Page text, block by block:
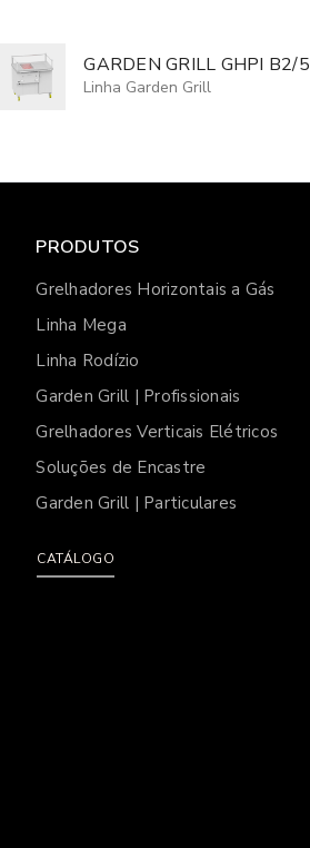
GARDEN GRILL GHPI B2/5
Linha Garden Grill
PRODUTOS
Grelhadores Horizontais a Gás
Linha Mega
Linha Rodízio
Garden Grill | Profissionais
Grelhadores Verticais Elétricos
Soluções de Encastre
Garden Grill | Particulares
CATÁLOGO